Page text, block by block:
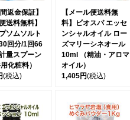
返金保証】
送料無料】
ソムソルト
回分/1回66
量スプーン
化粧料）
(税込)
【メール便送料無
料】ビオスパ エッセ
ンシャルオイル ロー
ズマリーシネオール
10ml （精油・アロマ
オイル）
1,405円(税込)